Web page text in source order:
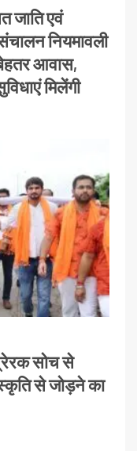
जाति एवं
नियमावली
आवास,
मिलेंगी
सोच से
से जोड़ने का